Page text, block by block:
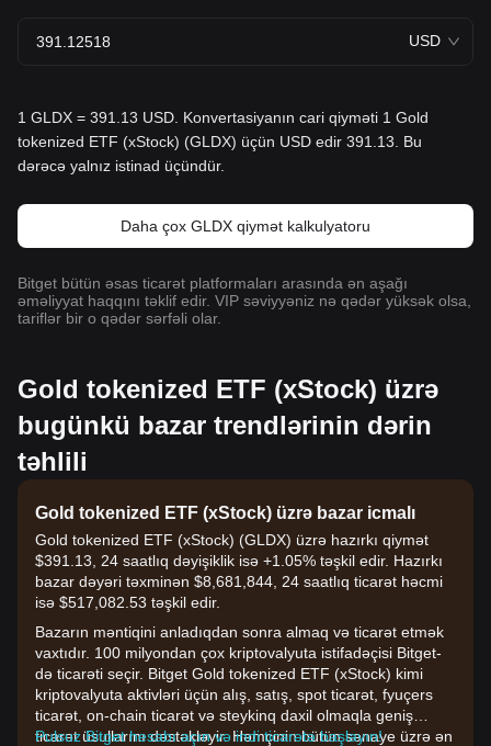
USD
1 GLDX = 391.13 USD. Konvertasiyanın cari qiyməti 1 Gold
tokenized ETF (xStock) (GLDX) üçün USD edir 391.13. Bu
dərəcə yalnız istinad üçündür.
Daha çox GLDX qiymət kalkulyatoru
Bitget bütün əsas ticarət platformaları arasında ən aşağı
əməliyyat haqqını təklif edir. VIP səviyyəniz nə qədər yüksək olsa,
tariflər bir o qədər sərfəli olar.
Gold tokenized ETF (xStock) üzrə
bugünkü bazar trendlərinin dərin
təhlili
Gold tokenized ETF (xStock) üzrə bazar icmalı
Gold tokenized ETF (xStock) (GLDX) üzrə hazırkı qiymət
$391.13, 24 saatlıq dəyişiklik isə +1.05% təşkil edir. Hazırkı
bazar dəyəri təxminən $8,681,844, 24 saatlıq ticarət həcmi
isə $517,082.53 təşkil edir.
Bazarın məntiqini anladıqdan sonra almaq və ticarət etmək
vaxtıdır. 100 milyondan çox kriptovalyuta istifadəçisi Bitget-
də ticarəti seçir. Bitget Gold tokenized ETF (xStock) kimi
kriptovalyuta aktivləri üçün alış, satış, spot ticarət, fyuçers
ticarət, on-chain ticarət və steykinq daxil olmaqla geniş
ticarət üsullarını dəstəkləyir. Həmçinin bütün sənaye üzrə ən
Pulsuz Bitget hesabı açın və indi ticarətə başlayın!